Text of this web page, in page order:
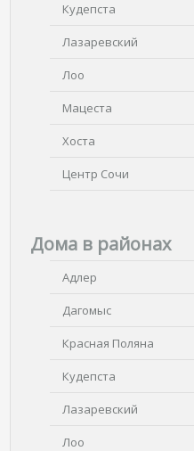
Кудепста
Лазаревский
Лоо
Мацеста
Хоста
Центр Сочи
Дома в районах
Адлер
Дагомыс
Красная Поляна
Кудепста
Лазаревский
Лоо